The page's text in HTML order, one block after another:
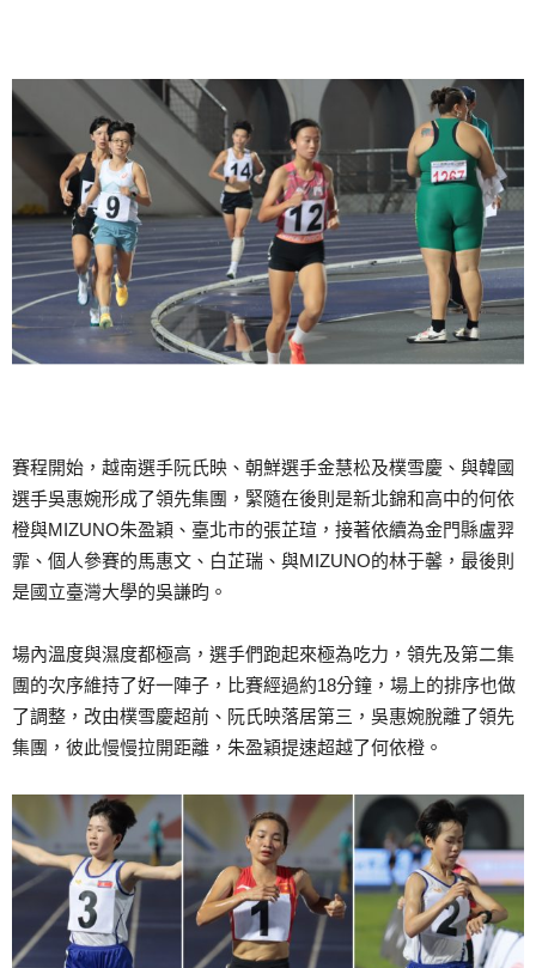
賽程開始，越南選手阮氏映、朝鮮選手金慧松及樸雪慶、與韓國
選手吳惠婉形成了領先集團，緊隨在後則是新北錦和高中的何依
橙與MIZUNO朱盈穎、臺北市的張芷瑄，接著依續為金門縣盧羿
霏、個人參賽的馬惠文、白芷瑞、與MIZUNO的林于馨，最後則
是國立臺灣大學的吳謙昀。
場內溫度與濕度都極高，選手們跑起來極為吃力，領先及第二集
團的次序維持了好一陣子，比賽經過約18分鐘，場上的排序也做
了調整，改由樸雪慶超前、阮氏映落居第三，吳惠婉脫離了領先
集團，彼此慢慢拉開距離，朱盈穎提速超越了何依橙。